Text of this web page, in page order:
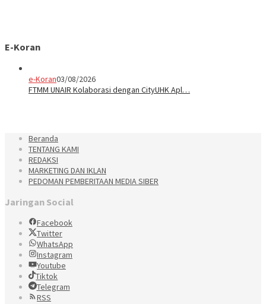
E-Koran
e-Koran03/08/2026
FTMM UNAIR Kolaborasi dengan CityUHK Apl…
Beranda
TENTANG KAMI
REDAKSI
MARKETING DAN IKLAN
PEDOMAN PEMBERITAAN MEDIA SIBER
Jaringan Social
Facebook
Twitter
WhatsApp
Instagram
Youtube
Tiktok
Telegram
RSS